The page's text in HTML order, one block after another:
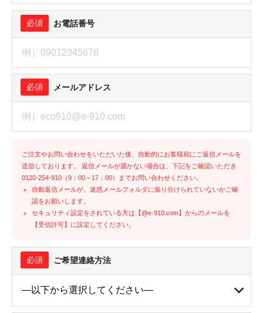
必須 お電話番号
必須 メールアドレス
ご注文やお問い合わせをいただいた後、自動的にお客様宛にご返信メールを
送信しております。 返信メールが届かない場合は、下記をご確認いただき
0120-254-910（9：00～17：00）までお問い合わせください。
自動返信メールが、迷惑メールフォルダに振り分けられていないかご確
認をお願いします。
セキュリティ設定をされている方は【@e-910.com】からのメールを
【受信許可】に設定してください。
必須 ご希望連絡方法